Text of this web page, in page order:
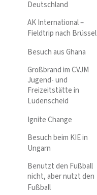
Deutschland
AK International –
Fieldtrip nach Brüssel
Besuch aus Ghana
Großbrand im CVJM
Jugend- und
Freizeitstätte in
Lüdenscheid
Ignite Change
Besuch beim KIE in
Ungarn
Benutzt den Fußball
nicht, aber nutzt den
Fußball